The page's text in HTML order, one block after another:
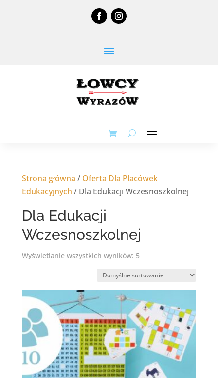
Strona główna / Oferta Dla Placówek
Edukacyjnych / Dla Edukacji Wczesnoszkolnej
Dla Edukacji
Wczesnoszkolnej
Wyświetlanie wszystkich wyników: 5